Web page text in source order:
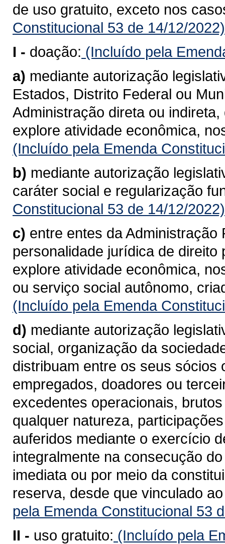
de uso gratuito, exceto nos
Constitucional 53 de 14/12/2022)
I - doação: (Incluído pela
a) mediante autorização
Estados, Distrito Federal ou
Administração direta ou
explore atividade econômica,
(Incluído pela Emenda
b) mediante autorização
caráter social e regularização
Constitucional 53 de 14/12/2022)
c) entre entes da
personalidade jurídica de
explore atividade econômica,
ou serviço social autônomo,
(Incluído pela Emenda
d) mediante autorização
social, organização da
distribuam entre os seus
empregados, doadores ou
excedentes operacionais,
qualquer natureza,
auferidos mediante o exercício
integralmente na consecução
imediata ou por meio da
reserva, desde que vinculado
pela Emenda Constitucional 53
II - uso gratuito: (Incluído pela